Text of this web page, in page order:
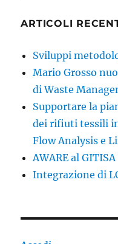
ARTICOLI
Sviluppi
Mario Grosso
di Waste
Supportare la
dei rifiuti tessili
Flow Analysis e
AWARE al
Integrazione di